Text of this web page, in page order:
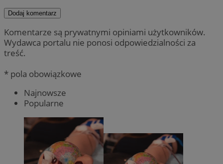
Dodaj komentarz
Komentarze są prywatnymi opiniami użytkowników.
Wydawca portalu nie ponosi odpowiedzialności za
treść.
* pola obowiązkowe
Najnowsze
Popularne